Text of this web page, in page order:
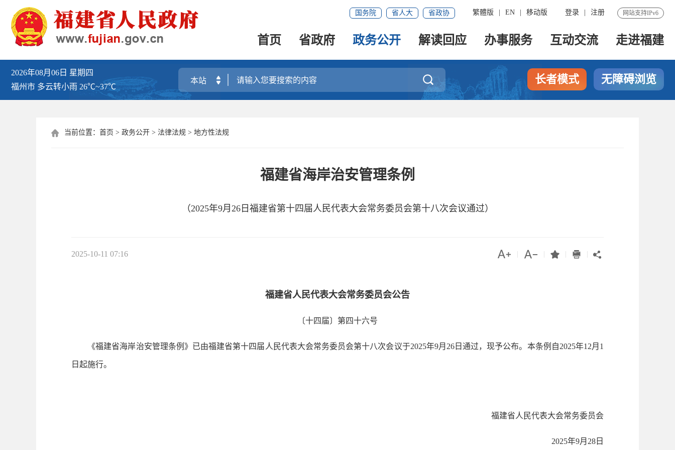
网站支持IPv6
登录 注册
繁體版 EN 移动版
国务院 省人大 省政协
首页 省政府 政务公开 解读回应 办事服务 互动交流 走进福建
2026年08月06日 星期四
福州市 多云转小雨 26℃~37℃
 长者模式 无障碍浏览
 当前位置： 首页 > 政务公开 > 法律法规 > 地方性法规
福建省海岸治安管理条例
（2025年9月26日福建省第十四届人民代表大会常务委员会第十八次会议通过）
2025-10-11 07:16     
福建省人民代表大会常务委员会公告
〔十四届〕第四十六号
《福建省海岸治安管理条例》已由福建省第十四届人民代表大会常务委员会第十八次会议于2025年9月26日通过，现予公布。本条例自2025年12月1
日起施行。
福建省人民代表大会常务委员会
2025年9月28日